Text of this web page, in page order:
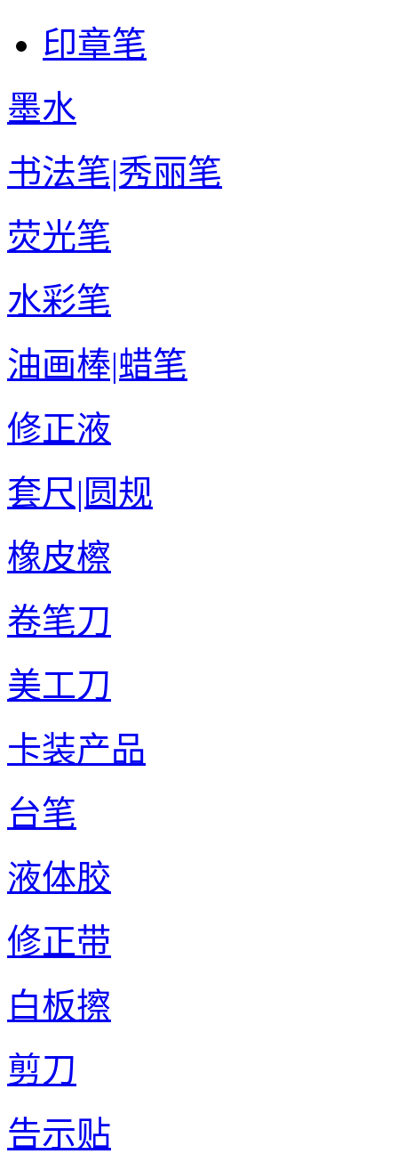
印章笔
墨水
书法笔|秀丽笔
荧光笔
水彩笔
油画棒|蜡笔
修正液
套尺|圆规
橡皮檫
卷笔刀
美工刀
卡装产品
台笔
液体胶
修正带
白板擦
剪刀
告示贴